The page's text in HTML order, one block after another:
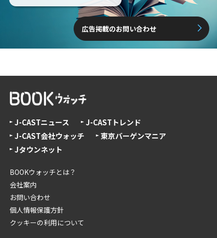
広告掲載のお問い合わせ
J-CASTニュース
J-CASTトレンド
J-CAST会社ウォッチ
東京バーゲンマニア
Jタウンネット
BOOKウォッチとは？
会社案内
お問い合わせ
個人情報保護方針
クッキーの利用について